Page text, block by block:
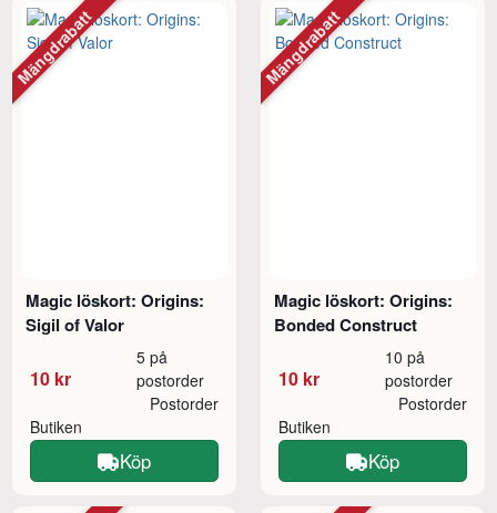
Magic löskort: Origins:
Sigil of Valor
10 kr
5 på
postorder
Butiken
Postorder
Köp
Mängdrabatt
Magic löskort: Origins:
Bonded Construct
10 kr
10 på
postorder
Butiken
Postorder
Köp
Mängdrabatt